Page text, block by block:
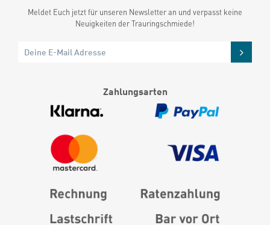
Meldet Euch jetzt für unseren Newsletter an und verpasst keine
Neuigkeiten der Trauringschmiede!
Zahlungsarten